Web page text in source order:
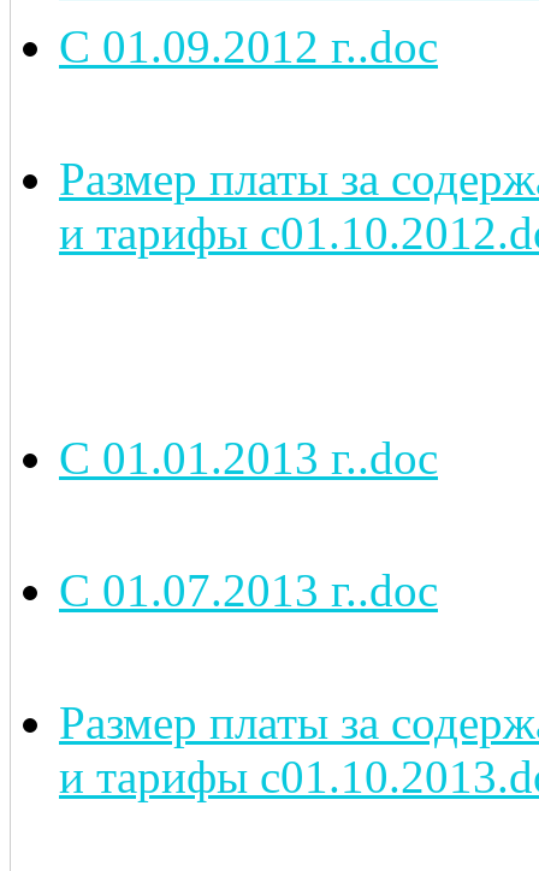
С 01.09.2012 г..doc
Размер платы за
и тарифы
С 01.01.2013 г..doc
С 01.07.2013 г..doc
Размер платы за
и тарифы